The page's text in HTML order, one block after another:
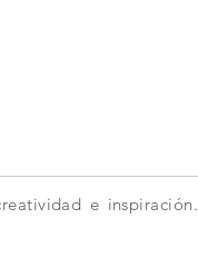
e inspiración.